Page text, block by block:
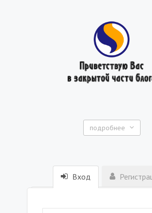
подробнее
Вход